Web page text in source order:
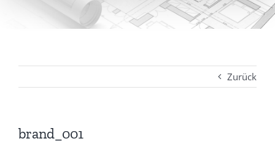
Zurück
brand_001